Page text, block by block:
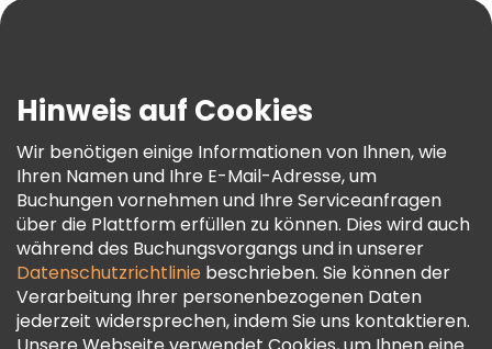
AGB Und Rechtliches
Cookie-Richtlinie
Freetour Auszeichnungen
Treueprogramm
Hinweis auf Cookies
Wir benötigen einige Informationen von Ihnen, wie
Ihren Namen und Ihre E-Mail-Adresse, um
Buchungen vornehmen und Ihre Serviceanfragen
über die Plattform erfüllen zu können. Dies wird auch
während des Buchungsvorgangs und in unserer
Datenschutzrichtlinie beschrieben. Sie können der
Verarbeitung Ihrer personenbezogenen Daten
jederzeit widersprechen, indem Sie uns kontaktieren.